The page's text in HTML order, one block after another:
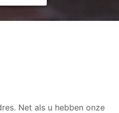
Net als u hebben onze